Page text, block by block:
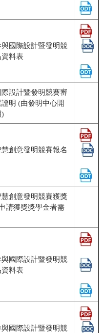
國際設計暨發明競
料表
設計暨發明競賽審
明 (由發明中心開
)
慧創意發明競賽報名
慧創意發明競賽獲獎
請獲獎獎學金者需
國際設計暨發明競
料表
國際設計暨發明競